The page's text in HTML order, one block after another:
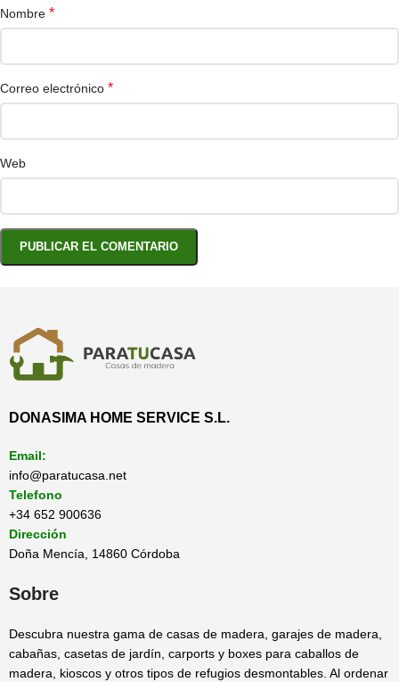
Nombre *
Correo electrónico *
Web
DONASIMA HOME SERVICE S.L.
Email:
info@paratucasa.net
Telefono
+34 652 900636
Dirección
Doña Mencía, 14860 Córdoba
Sobre
Descubra nuestra gama de casas de madera, garajes de madera,
cabañas, casetas de jardín, carports y boxes para caballos de
madera, kioscos y otros tipos de refugios desmontables. Al ordenar